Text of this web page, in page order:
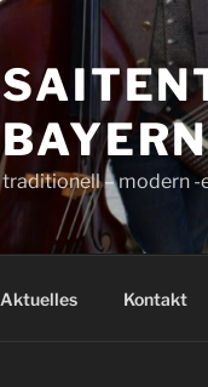
BAYERN
traditionell – modern
Aktuelles Kontakt